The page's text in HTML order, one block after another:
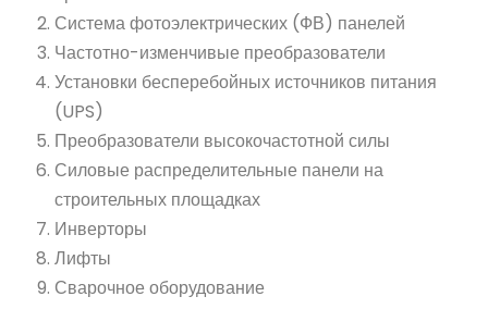
Система фотоэлектрических (ФВ) панелей
Частотно-изменчивые преобразователи
Установки бесперебойных источников питания
(UPS)
Преобразователи высокочастотной силы
Силовые распределительные панели на
строительных площадках
Инверторы
Лифты
Сварочное оборудование